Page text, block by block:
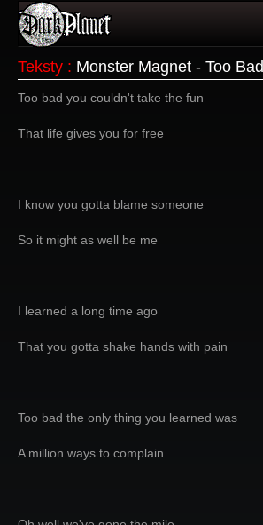
Teksty : Monster Magnet - Too Bad
Too bad you couldn't take the fun
That life gives you for free
I know you gotta blame someone
So it might as well be me
I learned a long time ago
That you gotta shake hands with pain
Too bad the only thing you learned was
A million ways to complain